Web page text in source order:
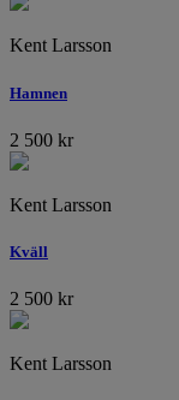
Kent Larsson
Hamnen
2 500 kr
Kent Larsson
Kväll
2 500 kr
Kent Larsson